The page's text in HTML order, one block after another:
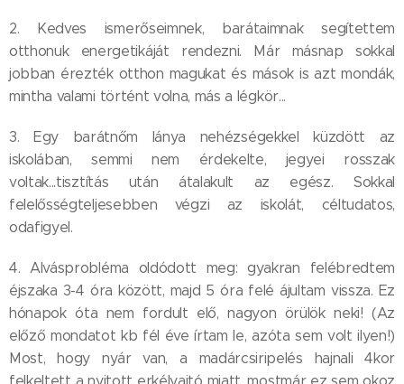
2. Kedves ismerőseimnek, barátaimnak segítettem
otthonuk energetikáját rendezni. Már másnap sokkal
jobban érezték otthon magukat és mások is azt mondák,
mintha valami történt volna, más a légkör...
3. Egy barátnőm lánya nehézségekkel küzdött az
iskolában, semmi nem érdekelte, jegyei rosszak
voltak...tisztítás után átalakult az egész. Sokkal
felelősségteljesebben végzi az iskolát, céltudatos,
odafigyel.
4. Alvásprobléma oldódott meg: gyakran felébredtem
éjszaka 3-4 óra között, majd 5 óra felé ájultam vissza. Ez
hónapok óta nem fordult elő, nagyon örülök neki! (Az
előző mondatot kb fél éve írtam le, azóta sem volt ilyen!)
Most, hogy nyár van, a madárcsiripelés hajnali 4kor